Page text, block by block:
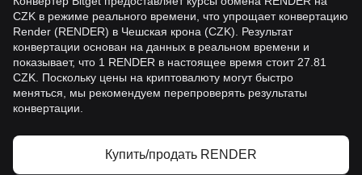
CZK в режиме реального времени, что упрощает конвертацию
Render (RENDER) в Чешская крона (CZK). Результат
конвертации основан на данных в реальном времени и
показывает, что 1 RENDER в настоящее время стоит 27.81
CZK. Поскольку цены на криптовалюту могут быстро
меняться, мы рекомендуем перепроверять результаты
конвертации.
Купить/продать RENDER